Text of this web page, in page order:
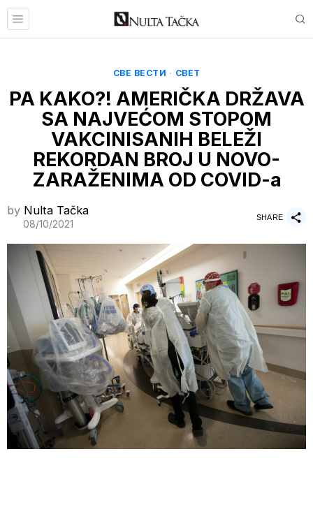
СВЕ ВЕСТИ · СВЕТ
PA KAKO?! AMERIČKA DRŽAVA
SA NAJVEĆOM STOPOM
VAKCINISANIH BELEŽI
REKORDAN BROJ U NOVO-
ZARAŽENIMA OD COVID-a
by Nulta Tačka
08/10/2021
SHARE